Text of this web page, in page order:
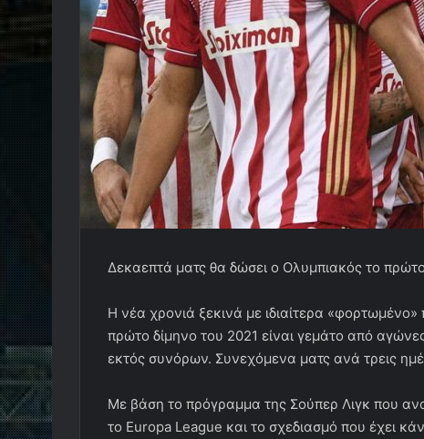
Δεκαεπτά ματς θα δώσει ο Ολυμπιακός το
Η νέα χρονιά ξεκινά με ιδιαίτερα
πρώτο δίμηνο του 2021 είναι γεμάτο από
εκτός συνόρων. Συνεχόμενα ματς ανά τρεις
Με βάση το πρόγραμμα της Σούπερ Λιγκ που
το Europa League και το σχεδιασμό που έχει